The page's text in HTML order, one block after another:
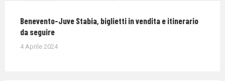
Benevento-Juve Stabia, biglietti in vendita e itinerario
da seguire
4 Aprile 2024